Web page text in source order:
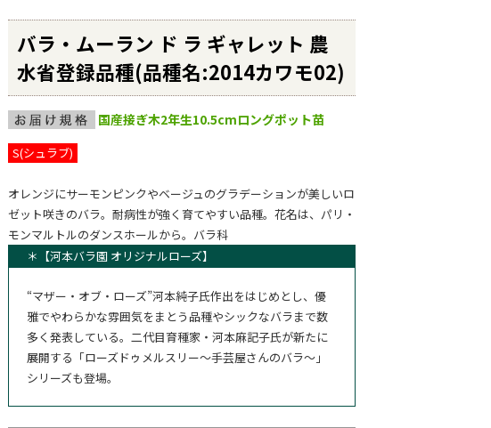
バラ・ムーラン ド ラ ギャレット 農
水省登録品種(品種名:2014カワモ02)
国産接ぎ木2年生10.5cmロングポット苗
S(シュラブ)
オレンジにサーモンピンクやベージュのグラデーションが美しいロ
ゼット咲きのバラ。耐病性が強く育てやすい品種。花名は、パリ・
モンマルトルのダンスホールから。バラ科
＊【河本バラ園 オリジナルローズ】
“マザー・オブ・ローズ”河本純子氏作出をはじめとし、優
雅でやわらかな雰囲気をまとう品種やシックなバラまで数
多く発表している。二代目育種家・河本麻記子氏が新たに
展開する「ローズドゥメルスリー～手芸屋さんのバラ～」
シリーズも登場。